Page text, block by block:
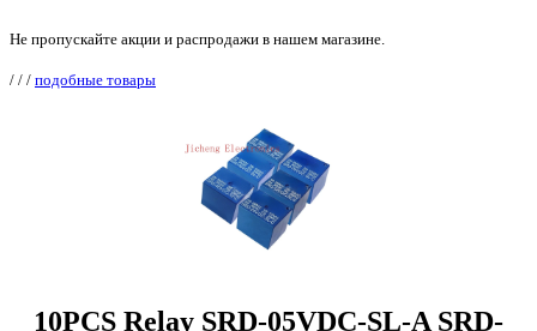
Не пропускайте акции и распродажи в нашем магазине.
/ / / подобные товары
10PCS Relay SRD-05VDC-SL-A SRD-